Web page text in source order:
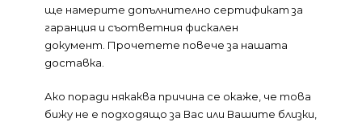
ще намерите допълнително сертификат за
гаранция и съответния фискален
документ. Прочетете повече за нашата
доставка.
Ако поради някаква причина се окаже, че това
бижу не е подходящо за Вас или Вашите близки,